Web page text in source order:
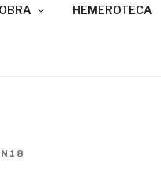
OBRA HEMEROTECA